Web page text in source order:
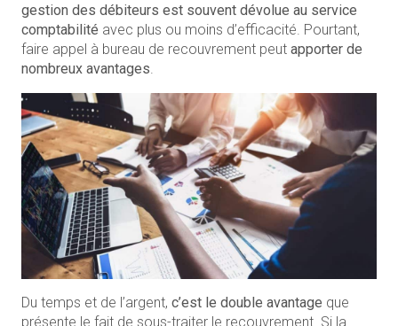
gestion des débiteurs est souvent dévolue au service
comptabilité avec plus ou moins d’efficacité. Pourtant,
faire appel à bureau de recouvrement peut apporter de
nombreux avantages.
Du temps et de l’argent, c’est le double avantage que
présente le fait de sous-traiter le recouvrement. Si la